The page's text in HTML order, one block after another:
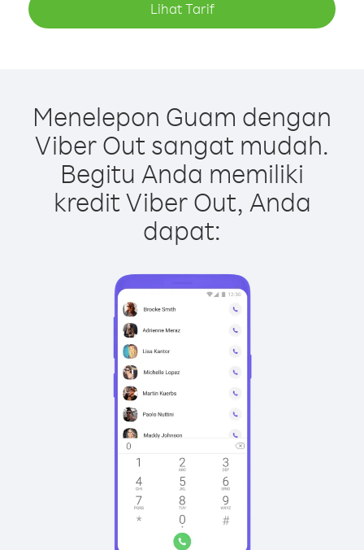
Lihat Tarif
Menelepon Guam dengan
Viber Out sangat mudah.
Begitu Anda memiliki
kredit Viber Out, Anda
dapat: